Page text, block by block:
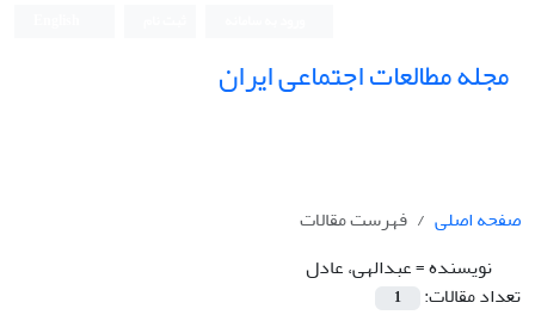
مجله مطالعات اجتماعی ایران
صفحه اصلی
فهرست مقالات
نویسنده =عبدالهی، عادل
تعداد مقالات:
1